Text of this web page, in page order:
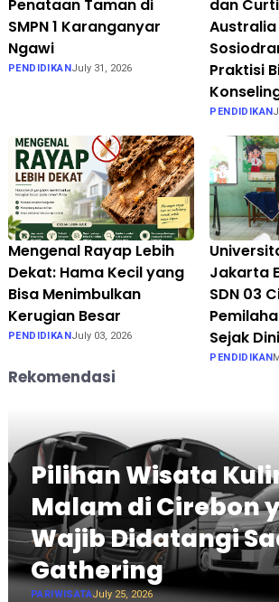
Penataan Taman di
SMPN 1 Karanganyar
Ngawi
PENDIDIKAN July 31, 2026
dan
Praktisi
PENDIDIKAN
Mengenal Rayap Lebih
Dekat: Hama Kecil yang
Bisa Menimbulkan
Kerugian Besar
PENDIDIKAN July 03, 2026
Jakarta
SDN 03
Sejak Dini
PENDIDIKAN
Rekomendasi
Pilihan Wisata
Malam di Cirebon
Wajib Didatangi
Gathering
PARIWISATAJuly 25, 2026